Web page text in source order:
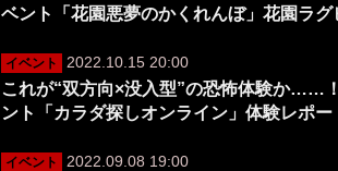
ベント「花園悪夢のかくれんぼ」花園ラグ
イベント 2022.10.15 20:00
これが“双方向×没入型”の恐怖体験か……
ント「カラダ探しオンライン」体験レポー
イベント 2022.09.08 19:00